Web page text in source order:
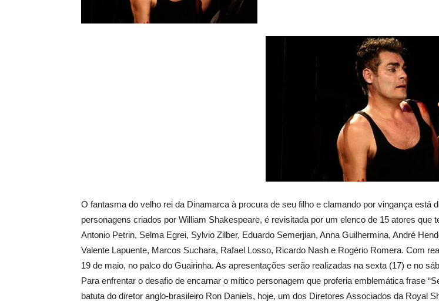
O fantasma do velho rei da Dinamarca à procura de seu filho e clamando por vingança está
persona­gens criados por William Shakespeare, é revisitada por um elenco de 15 atores
Antonio Petrin, Selma Egrei, Sylvio Zilber, Eduardo Semerjian, Anna Guilhermina, André
Valente Lapuente, Marcos Suchara, Rafael Losso, Ricardo Nash e Rogério Romera. Com
19 de maio, no palco do Guairinha. As apresentações serão realizadas na sexta (17) e no
Para enfrentar o desafio de encarnar o mítico personagem que proferia emblemática frase
batuta do diretor anglo-brasileiro Ron Daniels, hoje, um dos Diretores Associados da Royal